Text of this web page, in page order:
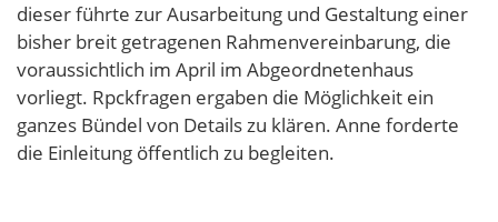
dieser führte zur Ausarbeitung und Gestaltung einer
bisher breit getragenen Rahmenvereinbarung, die
voraussichtlich im April im Abgeordnetenhaus
vorliegt. Rpckfragen ergaben die Möglichkeit ein
ganzes Bündel von Details zu klären. Anne forderte
die Einleitung öffentlich zu begleiten.